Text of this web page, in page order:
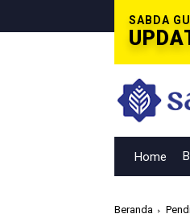
SABDA
Dunia Bersama Dina Lorenza
Home
Beranda